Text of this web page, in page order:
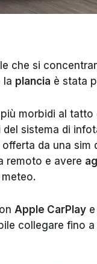
che si
la plancia è stata
morbidi al
del sistema di
da una sim
remoto e avere
Apple CarPlay e
collegare fino a